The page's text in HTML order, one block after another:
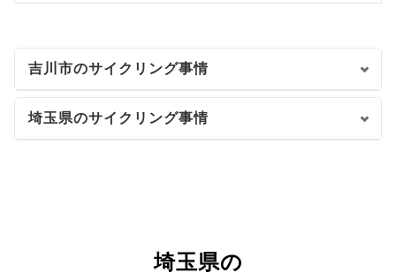
吉川市のサイクリング事情
埼玉県のサイクリング事情
埼玉県の